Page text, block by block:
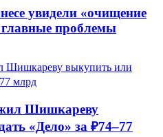
увидели «очищение
проблемы
Шишкареву
«Дело» за ₽74–77